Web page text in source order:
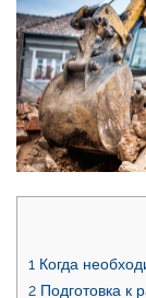
1 Когда
2 Подготовка к